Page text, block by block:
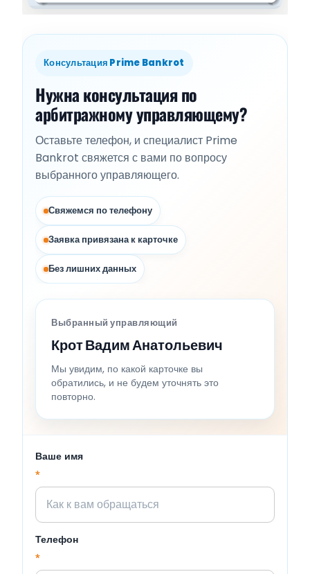
Консультация Prime Bankrot
Нужна консультация по
арбитражному управляющему?
Оставьте телефон, и специалист Prime
Bankrot свяжется с вами по вопросу
выбранного управляющего.
Свяжемся по телефону
Заявка привязана к карточке
Без лишних данных
Выбранный управляющий
Крот Вадим Анатольевич
Мы увидим, по какой карточке вы
обратились, и не будем уточнять это
повторно.
Ваше имя
*
Телефон
*